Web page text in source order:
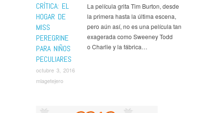
CRÍTICA: EL
HOGAR DE
MISS
PEREGRINE
PARA NIÑOS
PECULIARES
octubre 3, 2016
mlagetejero
La película grita Tim Burton, desde
la primera hasta la última escena,
pero aún así, no es una película tan
exagerada como Sweeney Todd
o Charlie y la fábrica…